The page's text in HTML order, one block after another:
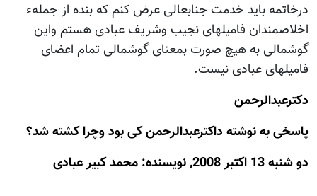
درخاتمه باید خدمت جنابعالی عرض کنم که بنده از جملهء
اخلاصمندان فامیلهای نجیب وشریف عبادی هستم واین
گوشمالی به هیچ صورت بمعنای گوشمالی تمام اعضای
فامیلهای عبادی نیست.
دكترعبدالرحمن
پاسخی به نوشته داکترعبدالرحمن کی بود وچرا کشته شد؟
دو شنبه 13 اكتبر 2008, نويسنده: محمد كبير عبادی